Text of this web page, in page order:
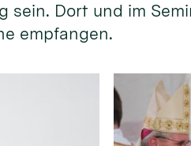
sein. Dort und im
empfangen.